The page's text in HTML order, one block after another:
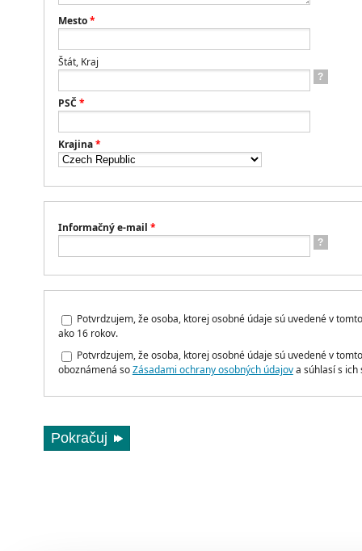
Mesto*
Štát, Kraj
?
PSČ *
Krajina*
Informačný e-mail *
?
Potvrdzujem, že osoba, ktorej osobné údaje sú uvedené v
ako 16 rokov.
Potvrdzujem, že osoba, ktorej osobné údaje sú uvedené v
oboznámená soZásadami ochrany osobných údajova súhlasí s ich
Pokračuj